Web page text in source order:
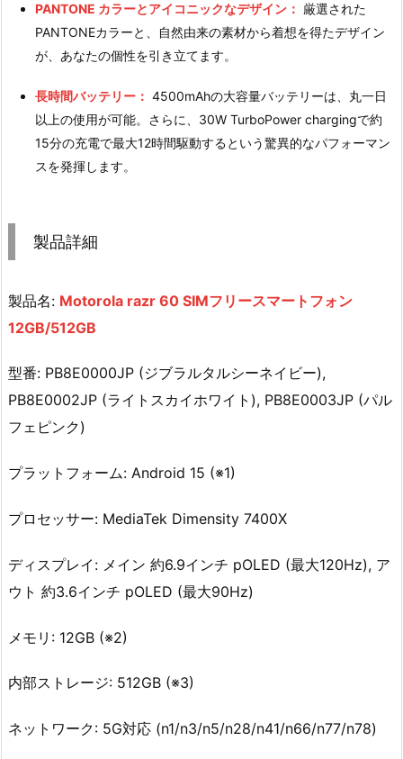
PANTONE カラーとアイコニックなデザイン： 厳選された
PANTONEカラーと、自然由来の素材から着想を得たデザイン
が、あなたの個性を引き立てます。
長時間バッテリー： 4500mAhの大容量バッテリーは、丸一日
以上の使用が可能。さらに、30W TurboPower chargingで約
15分の充電で最大12時間駆動するという驚異的なパフォーマン
スを発揮します。
製品詳細
製品名: Motorola razr 60 SIMフリースマートフォン
12GB/512GB
型番: PB8E0000JP (ジブラルタルシーネイビー),
PB8E0002JP (ライトスカイホワイト), PB8E0003JP (パル
フェピンク)
プラットフォーム: Android 15 (※1)
プロセッサー: MediaTek Dimensity 7400X
ディスプレイ: メイン 約6.9インチ pOLED (最大120Hz), ア
ウト 約3.6インチ pOLED (最大90Hz)
メモリ: 12GB (※2)
内部ストレージ: 512GB (※3)
ネットワーク: 5G対応 (n1/n3/n5/n28/n41/n66/n77/n78)